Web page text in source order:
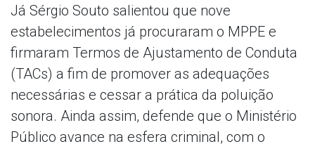
Já Sérgio Souto salientou que nove
estabelecimentos já procuraram o MPPE e
firmaram Termos de Ajustamento de Conduta
(TACs) a fim de promover as adequações
necessárias e cessar a prática da poluição
sonora. Ainda assim, defende que o Ministério
Público avance na esfera criminal, com o